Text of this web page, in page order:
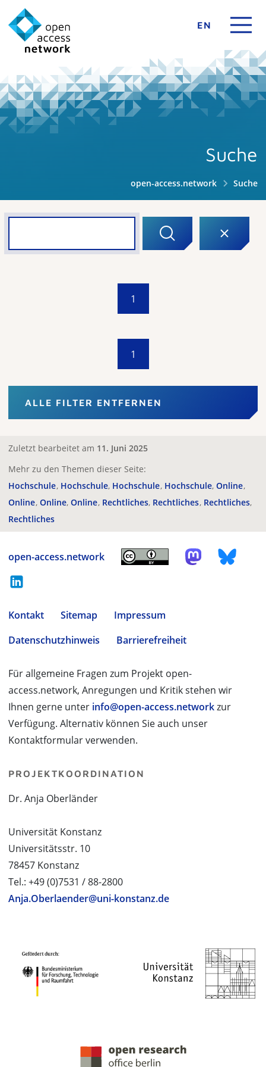
EN
Suche
open-access.network Suche
1
1
ALLE FILTER ENTFERNEN
Zuletzt bearbeitet am 11. Juni 2025
Mehr zu den Themen dieser Seite:
Hochschule Hochschule Hochschule Hochschule Online
Online Online Online Rechtliches Rechtliches Rechtliches
Rechtliches
open-access.network
Kontakt Sitemap
Impressum
Datenschutzhinweis
Barrierefreiheit
Für allgemeine Fragen zum Projekt open-
access.network, Anregungen und Kritik stehen wir
Ihnen gerne unter info@open-access.networkzur
Verfügung. Alternativ können Sie auch unser
Kontaktformular verwenden.
PROJEKTKOORDINATION
Dr. Anja Oberländer
Universität Konstanz
Universitätsstr. 10
78457 Konstanz
Tel.: +49 (0)7531 / 88-2800
Anja.Oberlaender@uni-konstanz.de